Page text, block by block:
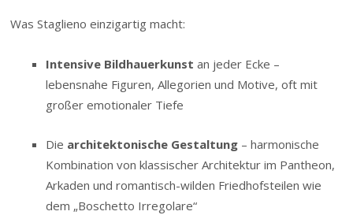
Was Staglieno einzigartig macht:
Intensive Bildhauerkunst an jeder Ecke –
lebensnahe Figuren, Allegorien und Motive, oft mit
großer emotionaler Tiefe
Die architektonische Gestaltung – harmonische
Kombination von klassischer Architektur im Pantheon,
Arkaden und romantisch-wilden Friedhofsteilen wie
dem „Boschetto Irregolare“